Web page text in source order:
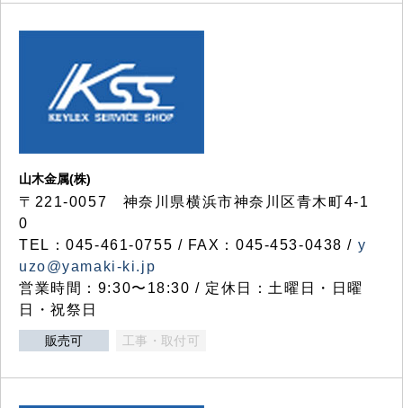
山木金属(株)
〒221-0057 神奈川県横浜市神奈川区青木町4-1
0
TEL：045-461-0755 / FAX：045-453-0438 / y
uzo@yamaki-ki.jp
営業時間：9:30〜18:30 / 定休日：土曜日・日曜
日・祝祭日
販売可 工事・取付可